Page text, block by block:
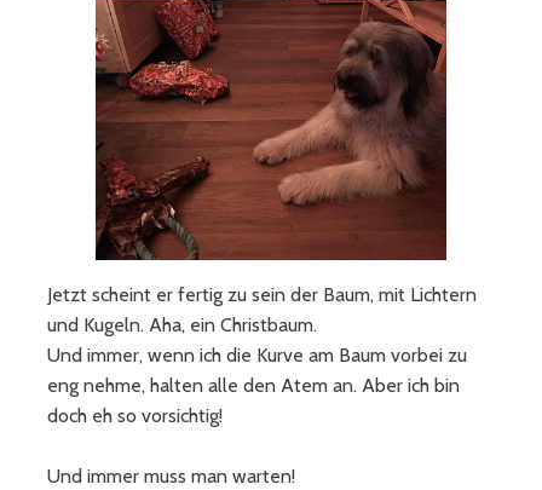
Jetzt scheint er fertig zu sein der Baum, mit Lichtern
und Kugeln. Aha, ein Christbaum.
Und immer, wenn ich die Kurve am Baum vorbei zu
eng nehme, halten alle den Atem an. Aber ich bin
doch eh so vorsichtig!
Und immer muss man warten!